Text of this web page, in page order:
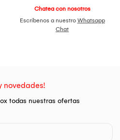
para un tono de piel
y retire la mascarilla del
de mascarilla facial, retire
en gel Access en el
Chatea con nosotros
Escríbenos a nuestro Whatsapp
Chat
novedades!
todas nuestras ofertas